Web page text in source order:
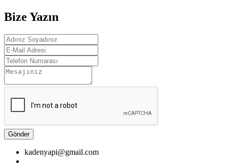
Bize Yazın
Gönder
kadenyapi@gmail.com